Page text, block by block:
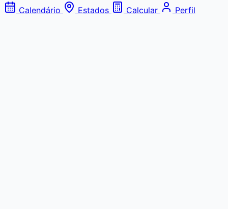
Calendário
Estados Calcular Perfil